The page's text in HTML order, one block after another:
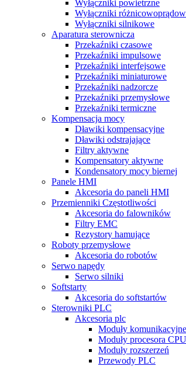
Wyłączniki powietrzne
Wyłączniki
Wyłączniki silnikowe
Aparatura sterownicza
Przekaźniki czasowe
Przekaźniki impulsowe
Przekaźniki interfejsowe
Przekaźniki miniaturowe
Przekaźniki nadzorcze
Przekaźniki przemysłowe
Przekaźniki termiczne
Kompensacja mocy
Dławiki kompensacyjne
Dławiki odstrajające
Filtry aktywne
Kompensatory aktywne
Kondensatory mocy biernej
Panele HMI
Akcesoria do paneli HMI
Przemienniki Częstotliwości
Akcesoria do falowników
Filtry EMC
Rezystory hamujące
Roboty przemysłowe
Akcesoria do robotów
Serwo napędy
Serwo silniki
Softstarty
Akcesoria do softstartów
Sterowniki PLC
Akcesoria plc
Moduły komunikacyjne
Moduły procesora CPU
Moduły rozszerzeń
Przewody PLC